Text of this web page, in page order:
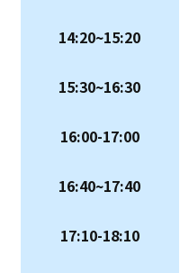
14:20~15:20
15:30~16:30
16:00-17:00
16:40~17:40
17:10-18:10